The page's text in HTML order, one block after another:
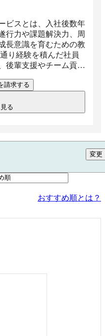
ビスとは、入社後数年
行力や課題解決力、周
長意識を育むための教
り経験を積んだ社員
後輩支援やチーム貢献
請求する
る
変更
おすすめ順とは？